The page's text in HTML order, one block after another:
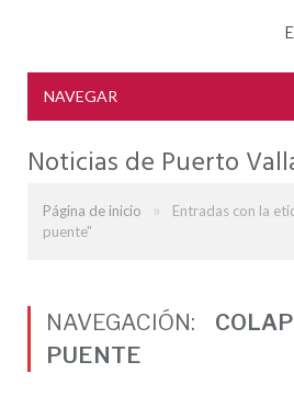
NAVEGAR
Noticias de Puerto
Página de inicio »
Entradas con la
puente"
NAVEGACIÓN:
PUENTE